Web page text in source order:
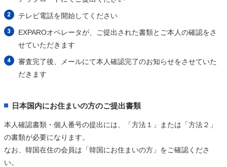
テレビ電話を開始してください
EXPAROオペレータが、ご提出された書類とご本人の確認をさ
せていただきます
審査完了後、メールにて本人確認完了のお知らせをさせていた
だきます
日本国内にお住まいの方のご提出書類
本人確認書類・個人番号の提出には、「方法１」または「方法２」
の書類が必要になります。
なお、韓国在住の会員は「韓国にお住まいの方」をご確認くださ
い。